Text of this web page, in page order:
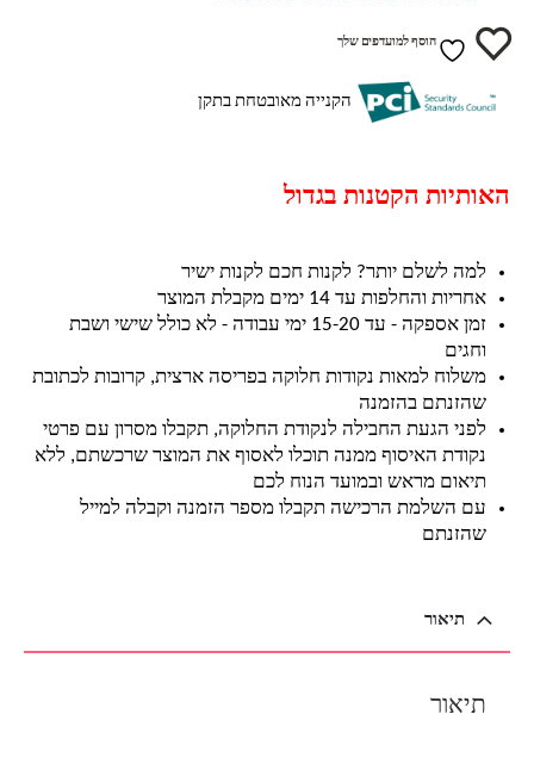
הוסף למועדפים שלך
הקנייה מאובטחת בתקן
האותיות הקטנות בגדול
למה לשלם יותר? לקנות חכם לקנות ישיר
אחריות והחלפות עד 14 ימים מקבלת המוצר
זמן אספקה - עד 15-20 ימי עבודה - לא כולל שישי ושבת
וחגים
משלוח למאות נקודות חלוקה בפריסה ארצית, קרובות לכתובת
שהזנתם בהזמנה
לפני הגעת החבילה לנקודת החלוקה, תקבלו מסרון עם פרטי
נקודת האיסוף ממנה תוכלו לאסוף את המוצר שרכשתם, ללא
תיאום מראש ובמועד הנוח לכם
עם השלמת הרכישה תקבלו מספר הזמנה וקבלה למייל
שהזנתם
תיאור
תיאור